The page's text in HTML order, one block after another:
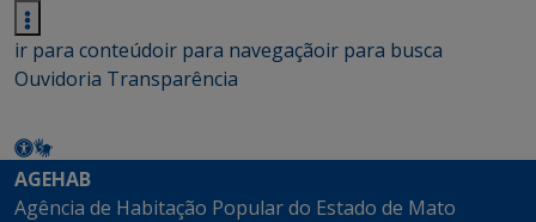
ir para conteúdoir para navegaçãoir para busca
Ouvidoria Transparência
AGEHAB
Agência de Habitação Popular do Estado de Mato